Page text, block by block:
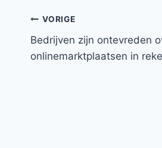
Bericht
navigatie
VORIGE
Bedrijven zijn ontevreden
onlinemarktplaatsen in